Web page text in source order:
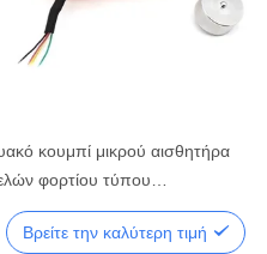
κουμπί μικρού αισθητήρα
φορτίου τύπου
300kg/500kg/1000kg/2 Ton έως 5
Βρείτε την καλύτερη τιμή